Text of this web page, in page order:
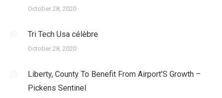
October 28, 2020
Tri Tech Usa célèbre
October 28, 2020
Liberty, County To Benefit From Airport’S Growth –
Pickens Sentinel